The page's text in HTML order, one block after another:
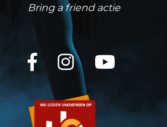
Bring a friend actie